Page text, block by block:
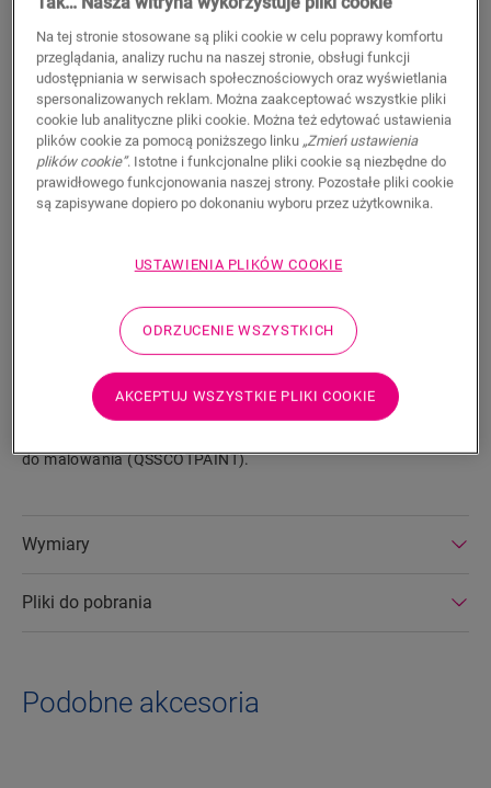
11,50PLN/m
Sugerowana cena brutto
WYSZUKAJ
Właściwości produktu
dopasowana do koloru podłogi. Listwa przypodłogowa może
być również przydatna jako wykończenie w połączeniu z
istniejącymi listwami. Łatwy montaż za pomocą kleju One4All.
Aby uzyskać wodoszczelne wykończenie, można połączyć ją z
paskami piankowymi Foamstrip, Hydrokit i Hydrostrip. Listwa
do malowania (QSSCOTPAINT).
Wymiary
Pliki do pobrania
Podobne akcesoria
Na tej stronie stosowane są pliki cookie w celu poprawy komfortu
przeglądania, analizy ruchu na naszej stronie, obsługi funkcji
udostępniania w serwisach społecznościowych oraz wyświetlania
spersonalizowanych reklam. Można zaakceptować wszystkie pliki
cookie lub analityczne pliki cookie. Można też edytować ustawienia
plików cookie za pomocą poniższego linku „Zmień ustawienia
plików cookie”. Istotne i funkcjonalne pliki cookie są niezbędne do
prawidłowego funkcjonowania naszej strony. Pozostałe pliki cookie
są zapisywane dopiero po dokonaniu wyboru przez użytkownika.
USTAWIENIA PLIKÓW COOKIE
ODRZUCENIE WSZYSTKICH
AKCEPTUJ WSZYSTKIE PLIKI COOKIE